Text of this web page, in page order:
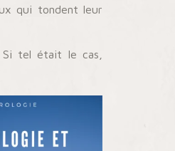
qui tondent leur
tel était le cas,